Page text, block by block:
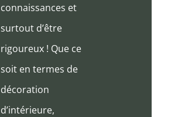
connaissances et
surtout d’être
rigoureux ! Que ce
soit en termes de
décoration
d’intérieure,